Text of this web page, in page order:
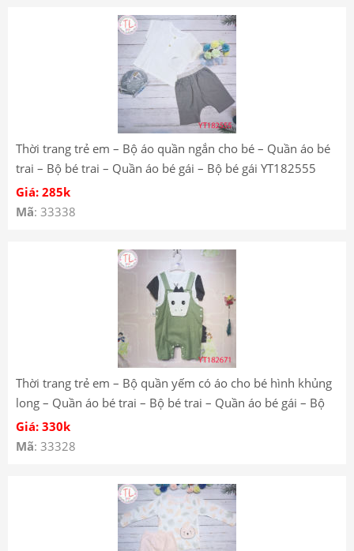
Thời trang trẻ em – Bộ áo quần ngắn cho bé – Quần áo bé
trai – Bộ bé trai – Quần áo bé gái – Bộ bé gái YT182555
Giá: 285k
Mã: 33338
Thời trang trẻ em – Bộ quần yếm có áo cho bé hình khủng
long – Quần áo bé trai – Bộ bé trai – Quần áo bé gái – Bộ
bé gái Mã YT182671
Giá: 330k
Mã: 33328